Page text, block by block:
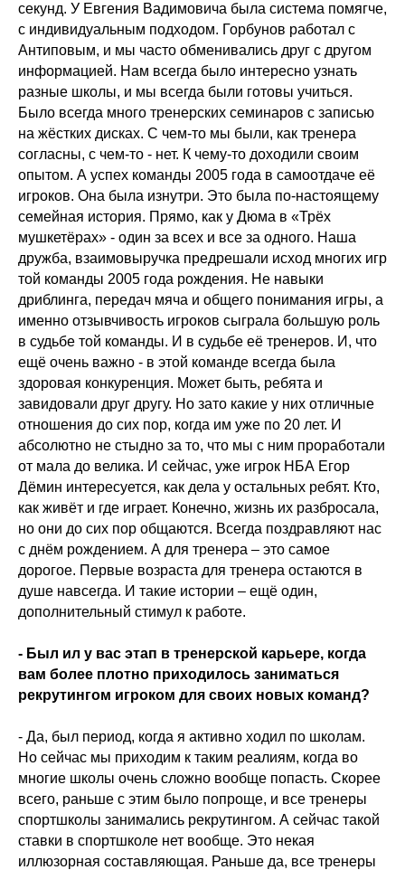
секунд. У Евгения Вадимовича была система помягче,
с индивидуальным подходом. Горбунов работал с
Антиповым, и мы часто обменивались друг с другом
информацией. Нам всегда было интересно узнать
разные школы, и мы всегда были готовы учиться.
Было всегда много тренерских семинаров с записью
на жёстких дисках. С чем-то мы были, как тренера
согласны, с чем-то - нет. К чему-то доходили своим
опытом. А успех команды 2005 года в самоотдаче её
игроков. Она была изнутри. Это была по-настоящему
семейная история. Прямо, как у Дюма в «Трёх
мушкетёрах» - один за всех и все за одного. Наша
дружба, взаимовыручка предрешали исход многих игр
той команды 2005 года рождения. Не навыки
дриблинга, передач мяча и общего понимания игры, а
именно отзывчивость игроков сыграла большую роль
в судьбе той команды. И в судьбе её тренеров. И, что
ещё очень важно - в этой команде всегда была
здоровая конкуренция. Может быть, ребята и
завидовали друг другу. Но зато какие у них отличные
отношения до сих пор, когда им уже по 20 лет. И
абсолютно не стыдно за то, что мы с ним проработали
от мала до велика. И сейчас, уже игрок НБА Егор
Дёмин интересуется, как дела у остальных ребят. Кто,
как живёт и где играет. Конечно, жизнь их разбросала,
но они до сих пор общаются. Всегда поздравляют нас
с днём рождением. А для тренера – это самое
дорогое. Первые возраста для тренера остаются в
душе навсегда. И такие истории – ещё один,
дополнительный стимул к работе.
- Был ил у вас этап в тренерской карьере, когда
вам более плотно приходилось заниматься
рекрутингом игроком для своих новых команд?
- Да, был период, когда я активно ходил по школам.
Но сейчас мы приходим к таким реалиям, когда во
многие школы очень сложно вообще попасть. Скорее
всего, раньше с этим было попроще, и все тренеры
спортшколы занимались рекрутингом. А сейчас такой
ставки в спортшколе нет вообще. Это некая
иллюзорная составляющая. Раньше да, все тренеры